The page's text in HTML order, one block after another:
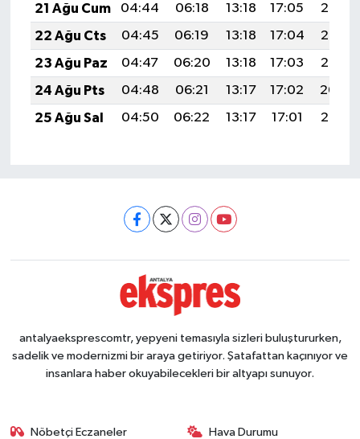
21 Ağu Cum
04:44 06:18 13:18 17:05
20:08
22 Ağu Cts
04:45 06:19 13:18 17:04
20:07
23 Ağu Paz
04:47 06:20 13:18 17:03
20:05
24 Ağu Pts
04:48 06:21 13:17 17:02
20:04
25 Ağu Sal
04:50 06:22 13:17 17:01 20:02
antalyaeksprescomtr, yepyeni temasıyla sizleri buluştururken,
sadelik ve modernizmi bir araya getiriyor. Şatafattan kaçınıyor ve
insanlara haber okuyabilecekleri bir altyapı sunuyor.
Nöbetçi Eczaneler Hava Durumu